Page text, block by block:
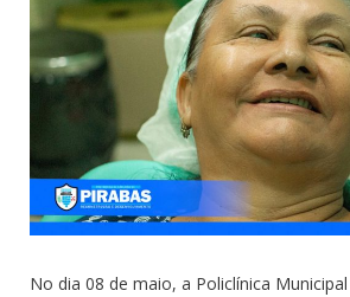
No dia 08 de maio, a Policlínica